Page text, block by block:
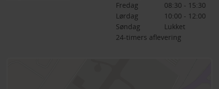
Fredag
08:30 - 15:30
Lørdag
10:00 - 12:00
Søndag
Lukket
24-timers aflevering